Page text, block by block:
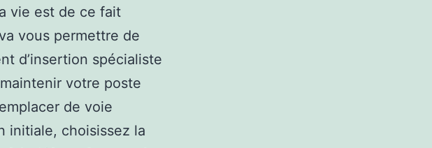
vie est de ce fait
vous permettre de
d’insertion spécialiste
votre poste
de voie
initiale, choisissez la